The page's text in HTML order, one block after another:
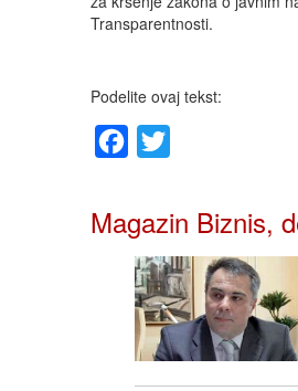
Transparentnosti.
Podelite ovaj tekst:
Facebook
Magazin Biznis,